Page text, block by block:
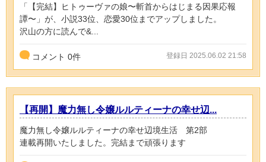
「【完結】ヒトゥーヴァの娘〜斬首からはじまる因果応報
譚〜」が、小説33位、恋愛30位までアップしました。
沢山の方に読んで&...
コメント 0件 登録日 2025.06.02 21:58
【再開】魔力無し令嬢ルルティーナの幸せ辺...
魔力無し令嬢ルルティーナの幸せ辺境生活 第2部
連載再開いたしました。完結まで頑張ります